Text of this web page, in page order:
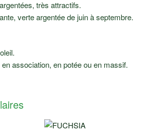
très attractifs.
verte argentée de juin à septembre.
association, en potée ou en massif.